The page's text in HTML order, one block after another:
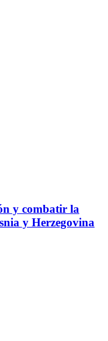
y combatir la
y Herzegovina